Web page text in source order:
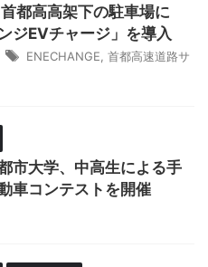
都高高架下の駐車場に
ジEVチャージ」を導入
ENECHANGE 首都高速道路サ
市大学、中高生による手
車コンテストを開催